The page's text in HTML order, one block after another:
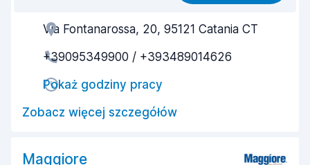
Pomocność przedstawiciela
Szybkość odbioru
Szybkość zwrotu
Czystość samochodu
Stan samochodu 8,5
Via Fontanarossa, 20, 95121 Catania CT
+39095349900 / +393489014626
Pokaż godziny pracy
Zobacz więcej szczegółów
Maggiore